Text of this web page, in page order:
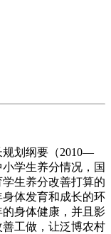
划纲要（2010—
学生养分情况，国
生养分改善打算的
体发育和成长的环
身体健康，并且影
工做，让泛博农村